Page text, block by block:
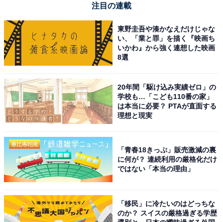
注目の連載
東野圭吾や湊かなえだけじゃな
い、「業と罪」を描く『映画ち
いかわ』から強く連想した映画
8選
20年間「駆け込み実績ゼロ」の
学校も…「こども110番の家」
は本当に必要？ PTAが直面する
理想と現実
「青春18きっぷ」販売激減の裏
に何が？ 連続利用の厳格化だけ
ではない「本当の理由」
「移民」に冷たいのはどっちな
のか？ スイスの厳格過ぎる学歴